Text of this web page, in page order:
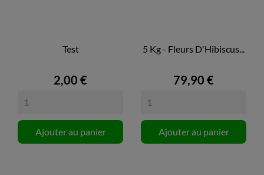
Test
2,00 €
Ajouter au panier
5 Kg - Fleurs D'Hibiscus...
79,90 €
Ajouter au panier